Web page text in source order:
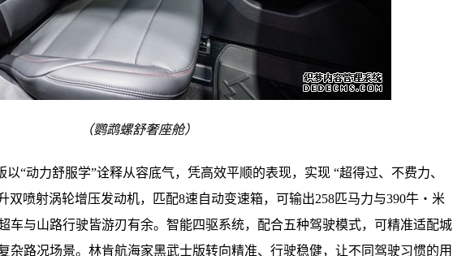
（鹦鹉螺舒奢座舱）
“动力舒服学”诠释从容底气，凭高效平顺的表现，实现 “超得过、不费力、
双喷射涡轮增压发动机，匹配8速自动变速箱，可输出258匹马力与390牛・米
车与山路行驶皆游刃有余。智能四驱系统，配合五种驾驶模式，可精准适配城
杂路况场景。林肯航海家黑武士版转向精准、行驶稳健，让不同驾驶习惯的用